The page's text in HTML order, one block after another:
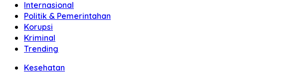
Internasional
Politik & Pemerintahan
Korupsi
Kriminal
Trending
Kesehatan